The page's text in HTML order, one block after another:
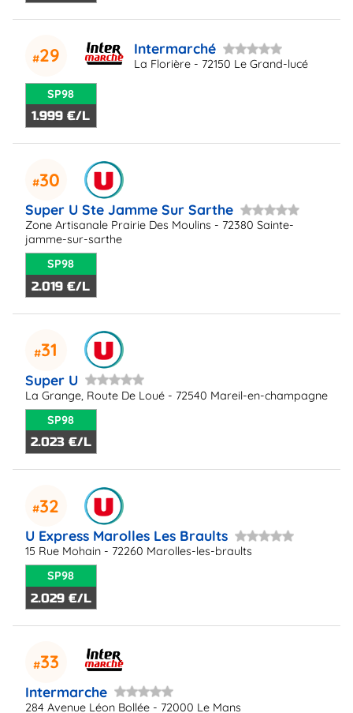
29 Intermarché
La Florière - 72150 Le Grand-lucé
SP98
1.999 €/L
30
Super U Ste Jamme Sur Sarthe
Zone Artisanale Prairie Des Moulins - 72380 Sainte-
jamme-sur-sarthe
SP98
2.019 €/L
31
Super U
La Grange, Route De Loué - 72540 Mareil-en-champagne
SP98
2.023 €/L
32
U Express Marolles Les Braults
15 Rue Mohain - 72260 Marolles-les-braults
SP98
2.029 €/L
33
Intermarche
284 Avenue Léon Bollée - 72000 Le Mans